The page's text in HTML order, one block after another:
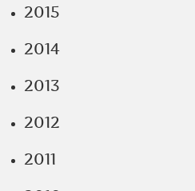
2015
2014
2013
2012
2011